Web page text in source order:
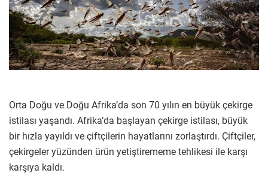
Orta Doğu ve Doğu Afrika’da son 70 yılın en büyük çekirge
istilası yaşandı. Afrika’da başlayan çekirge istilası, büyük
bir hızla yayıldı ve çiftçilerin hayatlarını zorlaştırdı. Çiftçiler,
çekirgeler yüzünden ürün yetiştirememe tehlikesi ile karşı
karşıya kaldı.